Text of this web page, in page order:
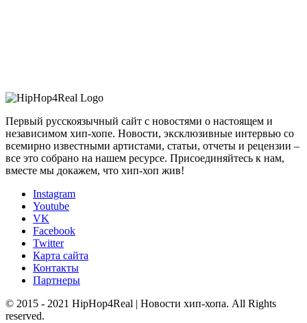
Первый русскоязычный сайт с новостями о настоящем и
независимом хип-хопе. Новости, эксклюзивные интервью со
всемирно известными артистами, статьи, отчеты и рецензии –
все это собрано на нашем ресурсе. Присоединяйтесь к нам,
вместе мы докажем, что хип-хоп жив!
Instagram
Youtube
VK
Facebook
Twitter
Карта сайта
Контакты
Партнеры
© 2015 - 2021 HipHop4Real | Новости хип-хопа. All Rights
reserved.